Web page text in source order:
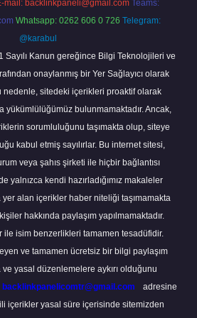
mail: backlinkpaneli@gmail.com Teams:
Whatsapp: 0262 606 0 726 Telegram:
@karabul
Sayılı Kanun gereğince Bilgi Teknolojileri ve
onaylanmış bir Yer Sağlayıcı olarak
nedenle, sitedeki içerikleri proaktif olarak
yükümlülüğümüz bulunmamaktadır. Ancak,
sorumluluğunu taşımakta olup, siteye
kabul etmiş sayılırlar. Bu internet sitesi,
veya şahıs şirketi ile hiçbir bağlantısı
yalnızca kendi hazırladığımız makaleler
yer alan içerikler haber niteliği taşımamakta
hakkında paylaşım yapılmamaktadır.
ile isim benzerlikleri tamamen tesadüfidir.
ve tamamen ücretsiz bir bilgi paylaşım
yasal düzenlemelere aykırı olduğunu
backlinkpanelicomtr@gmail.com
adresine
içerikler yasal süre içerisinde sitemizden